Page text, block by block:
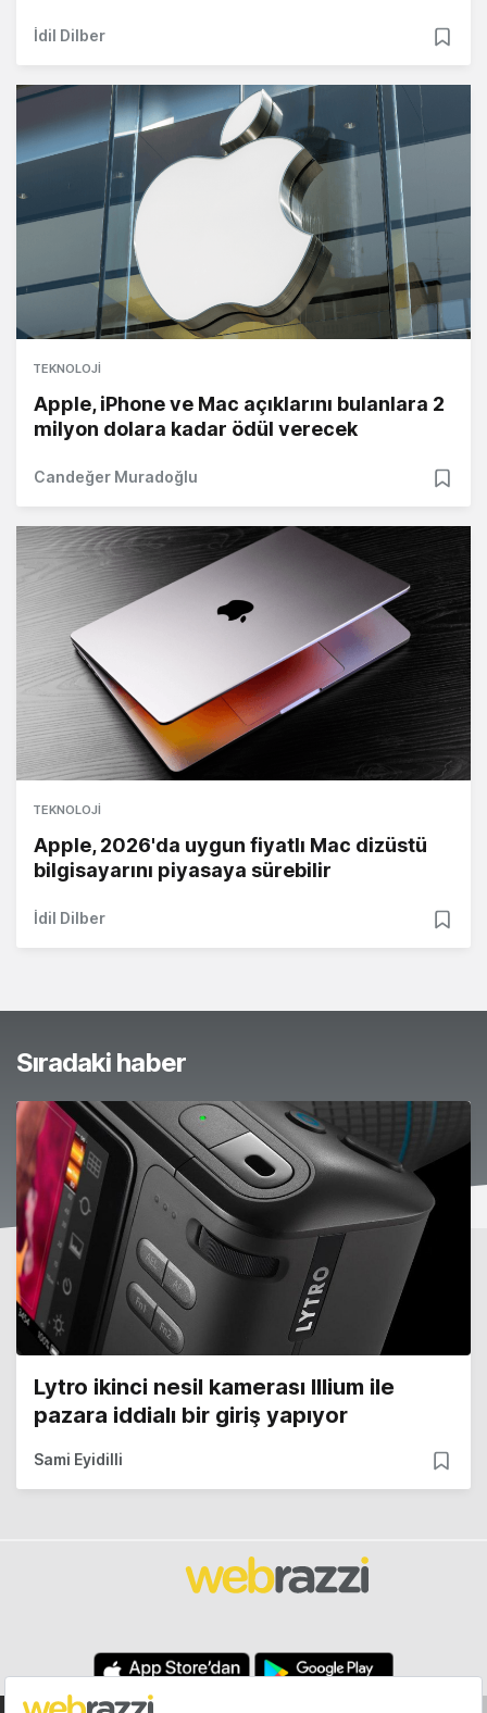
İdil Dilber
TEKNOLOJI
Apple, iPhone ve Mac açıklarını bulanlara 2
milyon dolara kadar ödül verecek
Candeğer Muradoğlu
TEKNOLOJI
Apple, 2026'da uygun fiyatlı Mac dizüstü
bilgisayarını piyasaya sürebilir
İdil Dilber
Sıradaki haber
Lytro ikinci nesil kamerası Illium ile
pazara iddialı bir giriş yapıyor
Sami Eyidilli